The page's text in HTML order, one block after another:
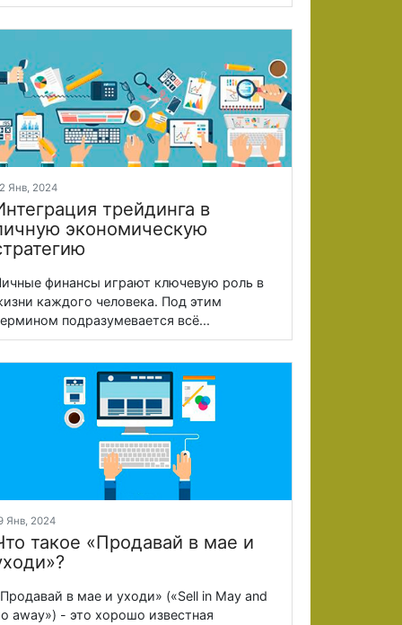
Янв, 2024
трейдинга в
экономическую
финансы играют ключевую роль в
каждого человека. Под этим
подразумевается всё...
Янв, 2024
такое «Продавай в мае и
в мае и уходи» («Sell in May and
away») - это хорошо известная